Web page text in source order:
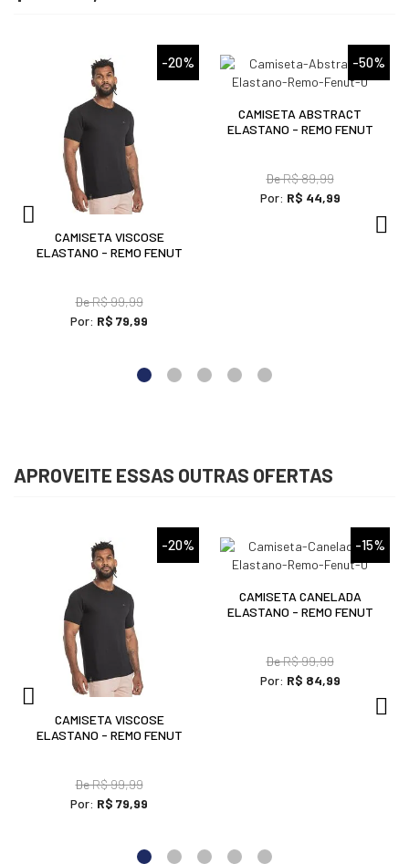
-20%
CAMISETA VISCOSE
ELASTANO - REMO FENUT
DeR$ 99,99
Por: R$ 79,99
-50%
CAMISETA ABSTRACT
ELASTANO - REMO FENUT
DeR$ 89,99
Por: R$ 44,99
APROVEITE ESSAS OUTRAS OFERTAS
-20%
CAMISETA VISCOSE
ELASTANO - REMO FENUT
DeR$ 99,99
Por: R$ 79,99
-15%
CAMISETA CANELADA
ELASTANO - REMO FENUT
DeR$ 99,99
Por: R$ 84,99